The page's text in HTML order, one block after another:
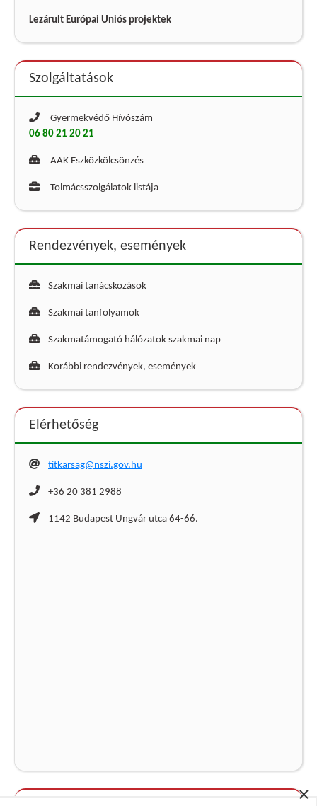
×
Lezárult Európai Uniós projektek
Szolgáltatások
Gyermekvédő Hívószám
06 80 21 20 21
AAK Eszközkölcsönzés
Tolmácsszolgálatok listája
Rendezvények, események
Szakmai tanácskozások
Szakmai tanfolyamok
Szakmatámogató hálózatok szakmai nap
Korábbi rendezvények, események
Elérhetőség
titkarsag@nszi.gov.hu
+36 20 381 2988
1142 Budapest Ungvár utca 64-66.